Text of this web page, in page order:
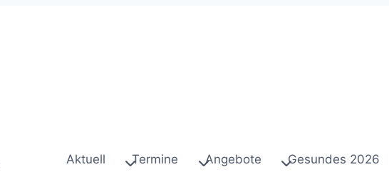
Aktuell Termine Angebote Gesundes 2026